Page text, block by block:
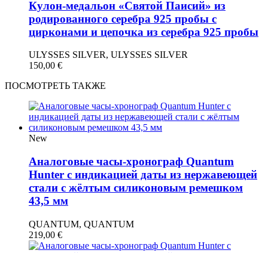
Кулон-медальон «Святой Паисий» из
родированного серебра 925 пробы с
цирконами и цепочка из серебра 925 пробы
ULYSSES SILVER, ULYSSES SILVER
150,00 €
ПОСМОТРЕТЬ ТАКЖЕ
New
Аналоговые часы-хронограф Quantum
Hunter с индикацией даты из нержавеющей
стали с жёлтым силиконовым ремешком
43,5 мм
QUANTUM, QUANTUM
219,00 €